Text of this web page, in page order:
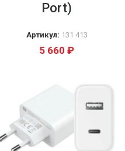
Port)
Артикул: 131 413
5 660 ₽